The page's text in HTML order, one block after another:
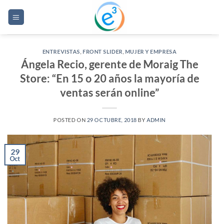
ENTREVISTAS ,FRONT SLIDER MUJER Y EMPRESA
Ángela Recio, gerente de Moraig The
Store: “En 15 o 20 años la mayoría de
ventas serán online”
POSTED ON 29 OCTUBRE, 2018 BY ADMIN
29
Oct